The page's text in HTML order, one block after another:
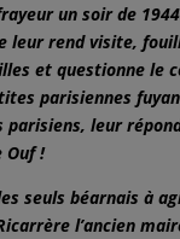
un soir de
leur rend visite,
et questionne le
parisiennes
leur
Ouf !
seuls béarnais à
l’ancien